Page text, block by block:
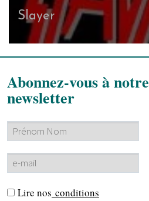
Slayer
Abonnez-vous à notre
newsletter
Lire nos conditions